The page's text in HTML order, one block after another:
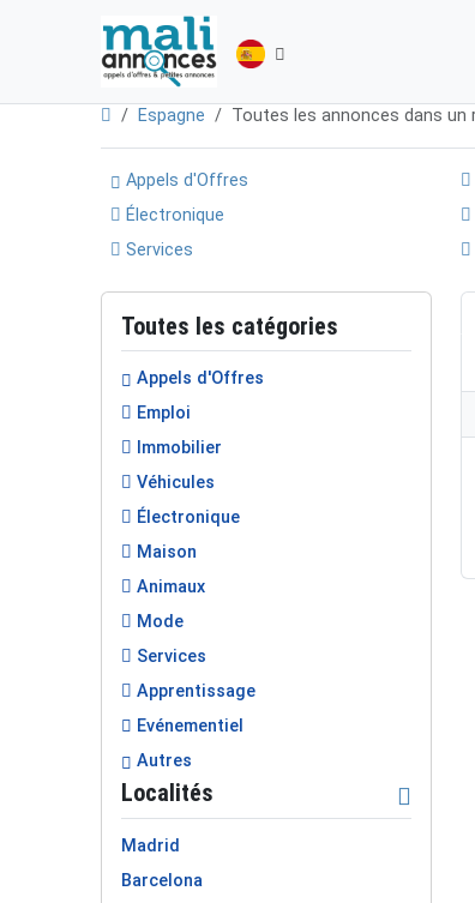
Espagne Toutes les annonces dans un
Appels d'Offres
Électronique
Services
Toutes les catégories
Appels d'Offres
Emploi
Immobilier
Véhicules
Électronique
Maison
Animaux
Mode
Services
Apprentissage
Evénementiel
Autres
Localités
Madrid
Barcelona